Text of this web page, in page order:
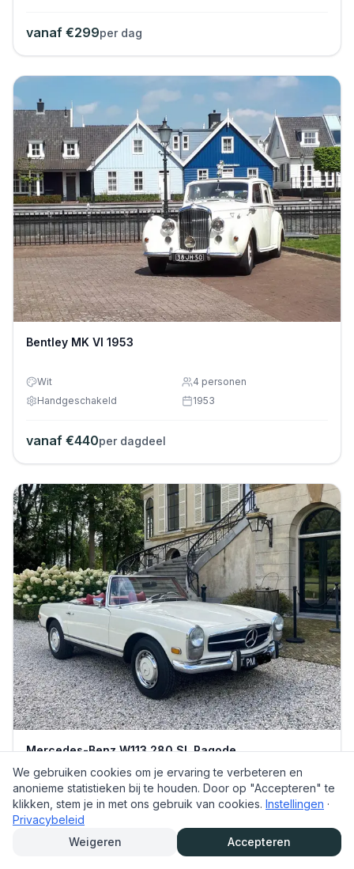
vanaf €299per dag
Bentley MK VI 1953
Wit 4 personen
Handgeschakeld
1953
vanaf €440per dagdeel
Mercedes-Benz W113 280 SL Pagode
Ivoor/wit 2personen
Automaat
1969
vanaf €500per dag
We gebruiken cookies om je ervaring te verbeteren en
anonieme statistieken bij te houden. Door op "Accepteren" te
klikken, stem je in met ons gebruik van cookies. Instellingen ·
Privacybeleid
Weigeren
Accepteren